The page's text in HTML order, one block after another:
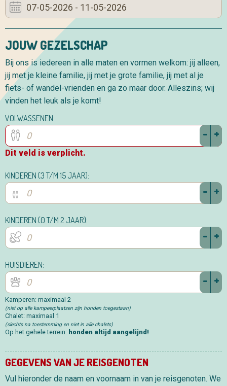
JOUW GEZELSCHAP
Bij ons is iedereen in alle maten en vormen welkom: jij alleen,
jij met je kleine familie, jij met je grote familie, jij met al je
fiets- of wandel-vrienden en ga zo maar door. Alleszins; wij
vinden het leuk als je komt!
VOLWASSENEN:
Dit veld is verplicht.
+
-
KINDEREN (3 T/M 15 JAAR):
+
-
KINDEREN (0 T/M 2 JAAR):
+
-
HUISDIEREN:
+
-
Kamperen: maximaal 2
(niet op alle kampeerplaatsen zijn honden toegestaan)
Chalet: maximaal 1
(slechts na toestemming en niet in alle chalets)
Op het gehele terrein: honden altijd aangelijnd!
GEGEVENS VAN JE REISGENOTEN
Vul hieronder de naam en voornaam in van je reisgenoten. We